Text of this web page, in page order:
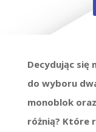
Decydując się
do wyboru
monoblok
różnią? Które